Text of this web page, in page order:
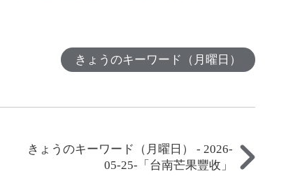
きょうのキーワード（月曜日）
きょうのキーワード（月曜日） - 2026-
05-25-「台南芒果豐收」